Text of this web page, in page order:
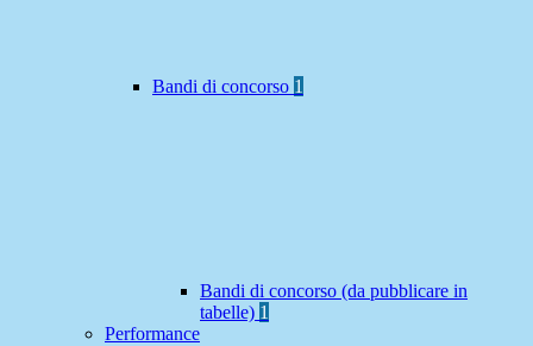
Bandi di concorso 1
Bandi di concorso (da pubblicare in
tabelle) 1
Performance